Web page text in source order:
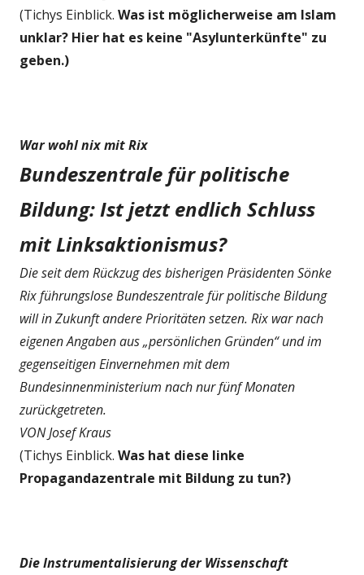
(Tichys Einblick. Was ist möglicherweise am Islam
unklar? Hier hat es keine "Asylunterkünfte" zu
geben.)
War wohl nix mit Rix
Bundeszentrale für politische
Bildung: Ist jetzt endlich Schluss
mit Linksaktionismus?
Die seit dem Rückzug des bisherigen Präsidenten Sönke
Rix führungslose Bundeszentrale für politische Bildung
will in Zukunft andere Prioritäten setzen. Rix war nach
eigenen Angaben aus „persönlichen Gründen“ und im
gegenseitigen Einvernehmen mit dem
Bundesinnenministerium nach nur fünf Monaten
zurückgetreten.
VON Josef Kraus
(Tichys Einblick. Was hat diese linke
Propagandazentrale mit Bildung zu tun?)
Die Instrumentalisierung der Wissenschaft